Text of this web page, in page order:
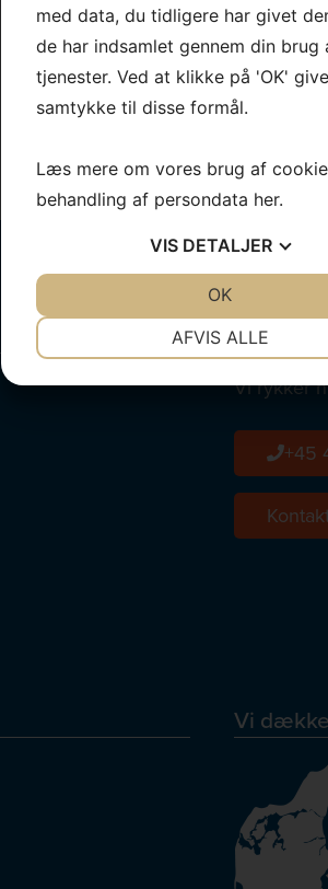
Kontakt os
Vi rykker
+45
Vi
med data, du tidligere har givet
de har indsamlet gennem din brug
tjenester. Ved at klikke på 'OK'
samtykke til disse formål.
Læs mere om vores brug af
behandling af persondata her.
VIS DETALJER
AFVIS ALLE
OK